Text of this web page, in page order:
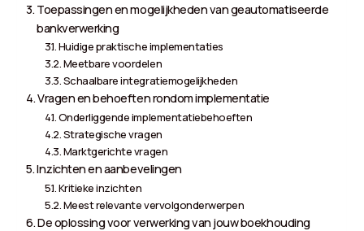
Toepassingen en mogelijkheden van geautomatiseerde
bankverwerking
Huidige praktische implementaties
Meetbare voordelen
Schaalbare integratiemogelijkheden
Vragen en behoeften rondom implementatie
Onderliggende implementatiebehoeften
Strategische vragen
Marktgerichte vragen
Inzichten en aanbevelingen
Kritieke inzichten
Meest relevante vervolgonderwerpen
De oplossing voor verwerking van jouw boekhouding